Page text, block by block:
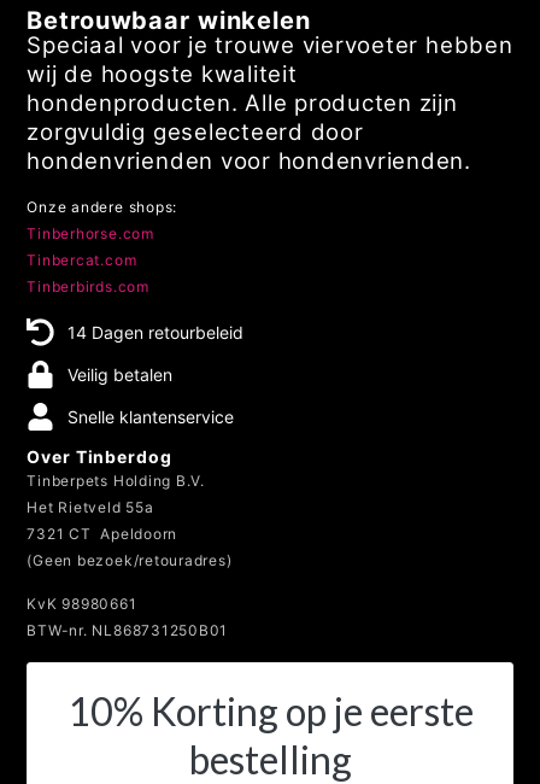
Betrouwbaar winkelen
Speciaal voor je trouwe viervoeter hebben
wij de hoogste kwaliteit
hondenproducten. Alle producten zijn
zorgvuldig geselecteerd door
hondenvrienden voor hondenvrienden.
Onze andere shops:
Tinberhorse.com
Tinbercat.com
Tinberbirds.com
14 Dagen retourbeleid
Veilig betalen
Snelle klantenservice
Over Tinberdog
Tinberpets Holding B.V.
Het Rietveld 55a
7321 CT Apeldoorn
(Geen bezoek/retouradres)
KvK 98980661
BTW-nr. NL868731250B01
10% Korting op je eerste
bestelling